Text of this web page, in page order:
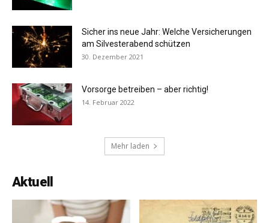
Sicher ins neue Jahr: Welche Versicherungen
am Silvesterabend schützen
30. Dezember 2021
Vorsorge betreiben – aber richtig!
14. Februar 2022
Mehr laden
Aktuell